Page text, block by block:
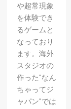
や超常現象
を体験でき
るゲームと
なっており
ます。海外
スタジオの
作った”なん
ちゃってジ
ャパン”では